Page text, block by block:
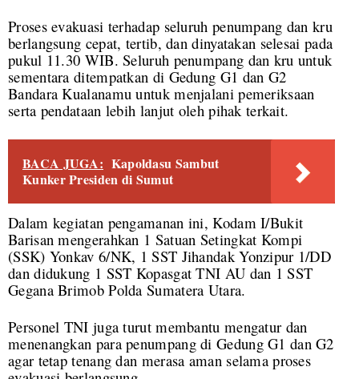
Proses evakuasi terhadap seluruh penumpang dan kru
berlangsung cepat, tertib, dan dinyatakan selesai pada
pukul 11.30 WIB. Seluruh penumpang dan kru untuk
sementara ditempatkan di Gedung G1 dan G2
Bandara Kualanamu untuk menjalani pemeriksaan
serta pendataan lebih lanjut oleh pihak terkait.
BACA JUGA: Kapoldasu Sambut
Kunker Presiden di Sumut
Dalam kegiatan pengamanan ini, Kodam I/Bukit
Barisan mengerahkan 1 Satuan Setingkat Kompi
(SSK) Yonkav 6/NK, 1 SST Jihandak Yonzipur 1/DD
dan didukung 1 SST Kopasgat TNI AU dan 1 SST
Gegana Brimob Polda Sumatera Utara.
Personel TNI juga turut membantu mengatur dan
menenangkan para penumpang di Gedung G1 dan G2
agar tetap tenang dan merasa aman selama proses